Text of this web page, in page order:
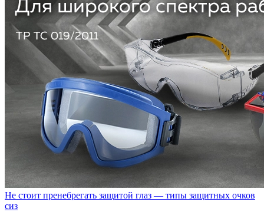
Не стоит пренебрегать защитой глаз — типы защитных очков
сиз